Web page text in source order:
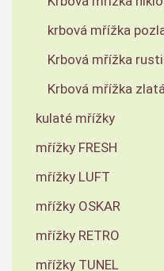
krbová mřížka
Krbová mřížka
Krbová mřížka
kulaté mřížky
mřížky FRESH
mřížky LUFT
mřížky OSKAR
mřížky RETRO
mřížky TUNEL